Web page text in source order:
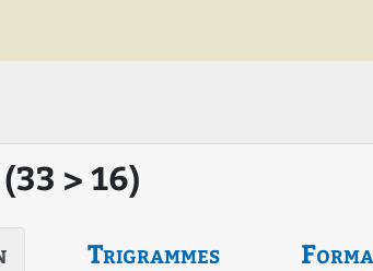
> 16)
Trigrammes